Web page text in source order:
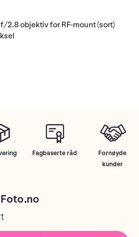
f/2.8 objektiv for RF-mount (sort)
Fagbaserte råd
Fornøyde
kunder